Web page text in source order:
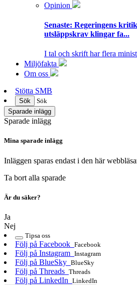
Opinion
Senaste: Regeringens
utsläppskrav klingar fa...
I tal och skrift har flera
Miljöfakta
Om oss
Stötta SMB
Sök
Sök
Sparade inlägg
Sparade inlägg
Mina sparade inlägg
Inläggen sparas endast i den här
Ta bort alla sparade
Är du säker?
Ja
Nej
Tipsa oss
Följ på Facebook Facebook
Följ på Instagram Instagram
Följ på BlueSky BlueSky
Följ på Threads Threads
Följ på LinkedIn LinkedIn